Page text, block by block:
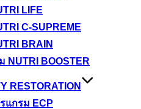
LIFE
C-SUPREME
BRAIN
NUTRI BOOSTER
RESTORATION
แกรม ECP